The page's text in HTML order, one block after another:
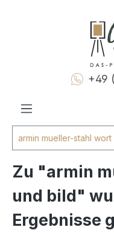
+49
Zu "armin
und bild"
Ergebnisse